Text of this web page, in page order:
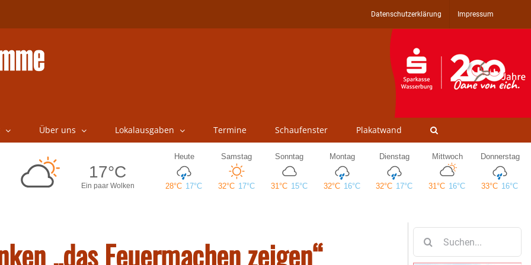
Datenschutzerklärung Impressum
Über uns Lokalausgaben Termine Schaufenster Plakatwand
„das Feuermachen zeigen“
nach: